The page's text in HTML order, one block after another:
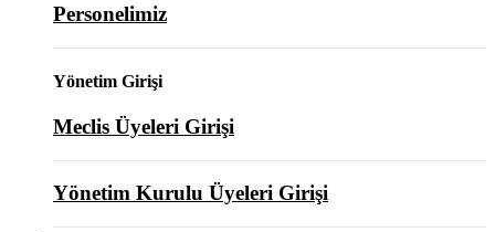
Personelimiz
Yönetim Girişi
Meclis Üyeleri Girişi
Yönetim Kurulu Üyeleri Girişi